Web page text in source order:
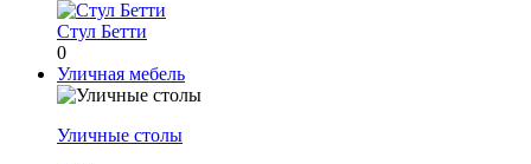
Стул Бетти
0
Уличная мебель
Уличные столы